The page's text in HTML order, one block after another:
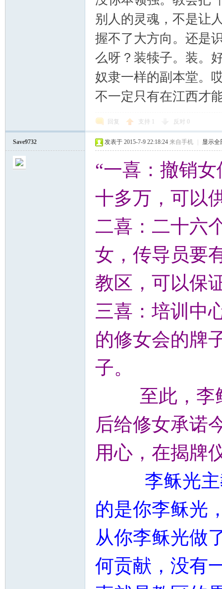
别人的灵魂，不是让
握不了大方向。还是
么呀？装犊子。装。
奴隶一样的副本堂。
不一定只有在江西才
回复 支持 反对 0
Save9732 发表于 2015-7-9 22:18:24 来自手机 显示全
“一喜：撤销
十多万，可以
二喜：二十六
女，传导员要
教区，可以保
三喜：培训中
的修女会的牌
子。
至此，李稣
后给修女承诺
用心，在揭牌
李稣光
的是你李稣光
从你李稣光做
何贡献，没有